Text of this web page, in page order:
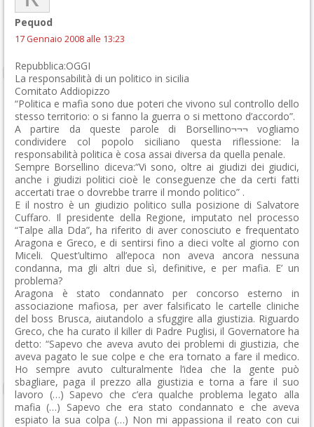
Pequod
17 Gennaio 2008 alle 13:23
Repubblica:OGGI
La responsabilità di un politico in sicilia
Comitato Addiopizzo
“Politica e mafia sono due poteri che vivono sul controllo dello
stesso territorio: o si fanno la guerra o si mettono d’accordo”.
A partire da queste parole di Borsellino¬¬¬ vogliamo
condividere col popolo siciliano questa riflessione: la
responsabilità politica è cosa assai diversa da quella penale.
Sempre Borsellino diceva:“Vi sono, oltre ai giudizi dei giudici,
anche i giudizi politici cioè le conseguenze che da certi fatti
accertati trae o dovrebbe trarre il mondo politico” .
E il nostro è un giudizio politico sulla posizione di Salvatore
Cuffaro. Il presidente della Regione, imputato nel processo
“Talpe alla Dda”, ha riferito di aver conosciuto e frequentato
Aragona e Greco, e di sentirsi fino a dieci volte al giorno con
Miceli. Quest’ultimo all’epoca non aveva ancora nessuna
condanna, ma gli altri due sì, definitive, e per mafia. E’ un
problema?
Aragona è stato condannato per concorso esterno in
associazione mafiosa, per aver falsificato le cartelle cliniche
del boss Brusca, aiutandolo a sfuggire alla giustizia. Riguardo
Greco, che ha curato il killer di Padre Puglisi, il Governatore ha
detto: “Sapevo che aveva avuto dei problemi di giustizia, che
aveva pagato le sue colpe e che era tornato a fare il medico.
Ho sempre avuto culturalmente l’idea che la gente può
sbagliare, paga il prezzo alla giustizia e torna a fare il suo
lavoro (…) Sapevo che c’era qualche problema legato alla
mafia (…) Sapevo che era stato condannato e che aveva
espiato la sua colpa (…) Non mi appassiona il reato con cui